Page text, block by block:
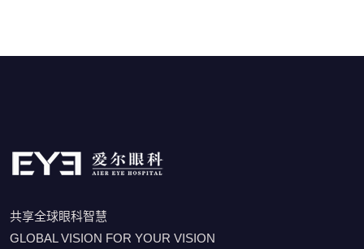
共享全球眼科智慧
GLOBAL VISION FOR YOUR VISION